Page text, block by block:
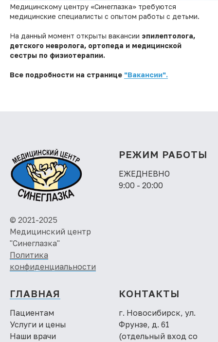
Медицинскому центру «Синеглазка» требуются
медицинские специалисты с опытом работы с детьми.
На данный момент открыты вакансии эпилептолога,
детского невролога, ортопеда и медицинской
сестры по физиотерапии.
Все подробности на странице "Вакансии".
© 2021-2025
Медицинский центр
"Синеглазка"
Политика
конфиденциальности
РЕЖИМ РАБОТЫ
ЕЖЕДНЕВНО
9:00 - 20:00
ГЛАВНАЯ
Пациентам
Услуги и цены
Наши врачи
КОНТАКТЫ
г. Новосибирск, ул.
Фрунзе, д. 61
(отдельный вход со